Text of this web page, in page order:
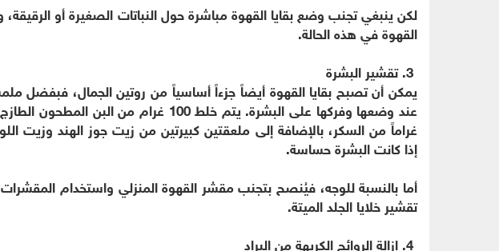
لكن ينبغي تجنب وضع بقايا القهوة مباشرة حول النباتات الصغيرة أو
القهوة في هذه الحالة.
يمكن أن تصبح بقايا القهوة أيضاً جزءاً أساسياً من روتين الجمال، فبفضل
غراماً من السكر، بالإضافة إلى ملعقتين كبيرتين من زيت جوز الهند وزيت
إذا كانت البشرة حساسة.
أما بالنسبة للوجه، فيُنصح بتجنب مقشر القهوة المنزلي واستخدام المقشرات
تقشير خلايا الجلد الميتة.
4. إزالة الروائح الكريهة من البراد